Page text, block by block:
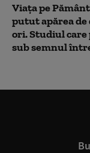
Viața pe
putut apărea de
ori. Studiul care
sub semnul